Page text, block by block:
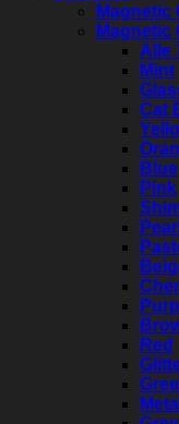
Magnetic
Magnetic
Alle
Mint
Cat
Blue
Pink
Pearl
Red
Metal